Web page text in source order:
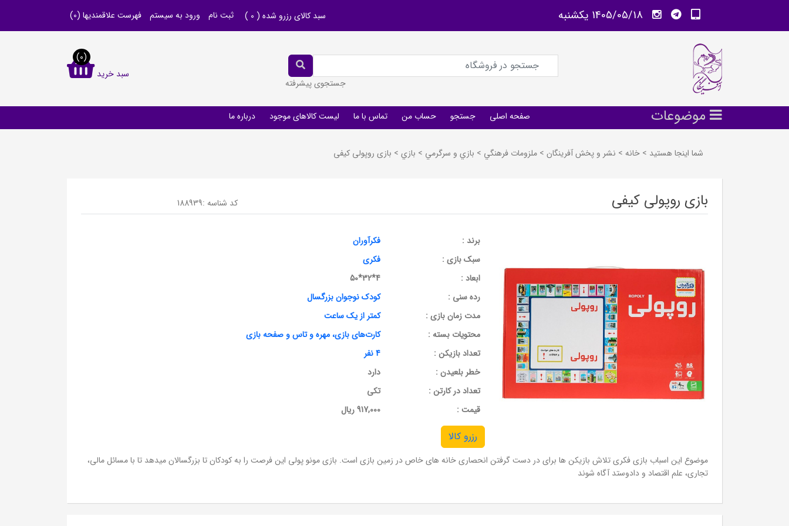
1405/05/18 يكشنبه سبد کالای رزرو شده ( 0
) ثبت نام ورود به سیستم فهرست علاقمندیها (0)
جستجوی پیشرفته
سبد خرید
(0)
موضوعات صفحه اصلی جستجو حساب من تماس با ما لیست کالاهای موجود درباره ما
شما اینجا هستید > خانه > نشر و پخش آفرينگان > ملزومات فرهنگي > بازي و سرگرمي > بازي > بازی روپولی کیفی
بازی روپولی کیفی کد شناسه :188939
برند :
فکرآوران
سبک بازی :
فکری
ابعاد :
4*32*50
رده سنی :
کودک نوجوان بزرگسال
مدت زمان بازی :
کمتر از یک ساعت
محتویات بسته :
کارت‌های بازی، مهره و تاس و صفحه بازی
تعداد بازیکن :
4 نفر
خطر بلعیدن :
دارد
تعداد در کارتن :
تکی
قيمت :
917,000 ریال
رزرو کالا
موضوع این اسباب بازی فکری تلاش بازیکن ها برای در دست گرفتن انحصاری خانه های خاص در زمین بازی است. بازی مونو پولی این فرصت را به کودکان تا بزرگسالان میدهد تا با مسائل مالی،
تجاری، علم اقتصاد و دادوستد آگاه شوند